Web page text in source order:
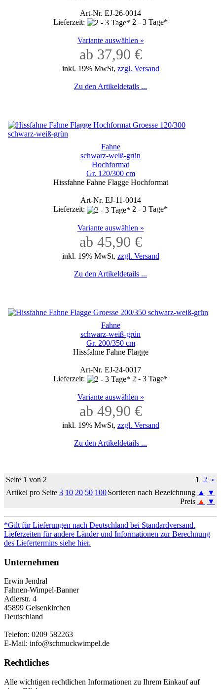
Art-Nr. EJ-26-0014
Lieferzeit:
2 - 3 Tage*
Variante auswählen »
ab 37,90 €
inkl. 19% MwSt, zzgl. Versand
Zu den Artikeldetails ...
Fahne
schwarz-weiß-grün
Hochformat
Gr. 120/300 cm
Hissfahne Fahne Flagge Hochformat
Art-Nr. EJ-11-0014
Lieferzeit:
2 - 3 Tage*
Variante auswählen »
ab 45,90 €
inkl. 19% MwSt, zzgl. Versand
Zu den Artikeldetails ...
Fahne
schwarz-weiß-grün
Gr. 200/350 cm
Hissfahne Fahne Flagge
Art-Nr. EJ-24-0017
Lieferzeit:
2 - 3 Tage*
Variante auswählen »
ab 49,90 €
inkl. 19% MwSt, zzgl. Versand
Zu den Artikeldetails ...
Seite 1 von 2 1 2 »
Artikel pro Seite 3 10 20 50 100Sortieren nach Bezeichnung ▲
▼
Preis ▲ ▼
*Gilt für Lieferungen nach Deutschland bei Standardversand.
Lieferzeiten für andere Länder und Informationen zur Berechnung
des Liefertermins siehe hier.
Unternehmen
Erwin Jendral
Fahnen-Wimpel-Banner
Adlerstr. 4
45899 Gelsenkirchen
Deutschland
Telefon: 0209 582263
E-Mail: info@schmuckwimpel.de
Rechtliches
Alle wichtigen rechtlichen Informationen zu Ihrem Einkauf auf